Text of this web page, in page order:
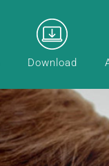
Download